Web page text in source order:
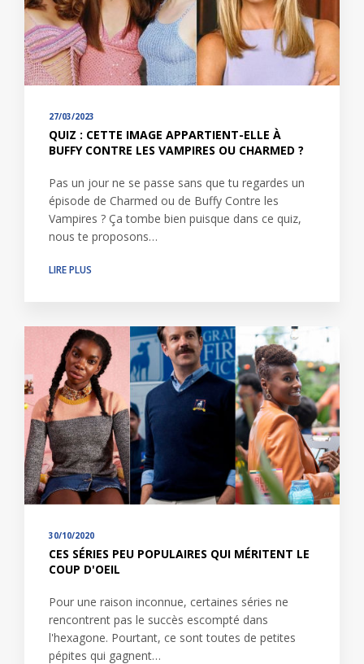
27/03/2023
QUIZ : CETTE IMAGE APPARTIENT-ELLE À
BUFFY CONTRE LES VAMPIRES OU CHARMED ?
Pas un jour ne se passe sans que tu regardes un
épisode de Charmed ou de Buffy Contre les
Vampires ? Ça tombe bien puisque dans ce quiz,
nous te proposons…
LIRE PLUS
30/10/2020
CES SÉRIES PEU POPULAIRES QUI MÉRITENT LE
COUP D'OEIL
Pour une raison inconnue, certaines séries ne
rencontrent pas le succès escompté dans
l'hexagone. Pourtant, ce sont toutes de petites
pépites qui gagnent…